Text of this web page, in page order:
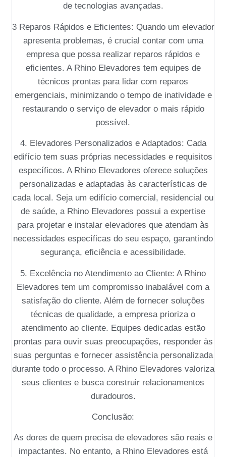
de tecnologias avançadas.
3 Reparos Rápidos e Eficientes: Quando um elevador
apresenta problemas, é crucial contar com uma
empresa que possa realizar reparos rápidos e
eficientes. A Rhino Elevadores tem equipes de
técnicos prontas para lidar com reparos
emergenciais, minimizando o tempo de inatividade e
restaurando o serviço de elevador o mais rápido
possível.
4. Elevadores Personalizados e Adaptados: Cada
edifício tem suas próprias necessidades e requisitos
específicos. A Rhino Elevadores oferece soluções
personalizadas e adaptadas às características de
cada local. Seja um edifício comercial, residencial ou
de saúde, a Rhino Elevadores possui a expertise
para projetar e instalar elevadores que atendam às
necessidades específicas do seu espaço, garantindo
segurança, eficiência e acessibilidade.
5. Excelência no Atendimento ao Cliente: A Rhino
Elevadores tem um compromisso inabalável com a
satisfação do cliente. Além de fornecer soluções
técnicas de qualidade, a empresa prioriza o
atendimento ao cliente. Equipes dedicadas estão
prontas para ouvir suas preocupações, responder às
suas perguntas e fornecer assistência personalizada
durante todo o processo. A Rhino Elevadores valoriza
seus clientes e busca construir relacionamentos
duradouros.
Conclusão:
As dores de quem precisa de elevadores são reais e
impactantes. No entanto, a Rhino Elevadores está